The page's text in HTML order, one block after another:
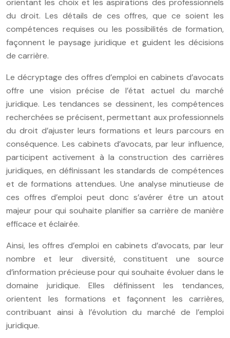
orientant les choix et les aspirations des professionnels
du droit. Les détails de ces offres, que ce soient les
compétences requises ou les possibilités de formation,
façonnent le paysage juridique et guident les décisions
de carrière.
Le décryptage des offres d’emploi en cabinets d’avocats
offre une vision précise de l’état actuel du marché
juridique. Les tendances se dessinent, les compétences
recherchées se précisent, permettant aux professionnels
du droit d’ajuster leurs formations et leurs parcours en
conséquence. Les cabinets d’avocats, par leur influence,
participent activement à la construction des carrières
juridiques, en définissant les standards de compétences
et de formations attendues. Une analyse minutieuse de
ces offres d’emploi peut donc s’avérer être un atout
majeur pour qui souhaite planifier sa carrière de manière
efficace et éclairée.
Ainsi, les offres d’emploi en cabinets d’avocats, par leur
nombre et leur diversité, constituent une source
d’information précieuse pour qui souhaite évoluer dans le
domaine juridique. Elles définissent les tendances,
orientent les formations et façonnent les carrières,
contribuant ainsi à l’évolution du marché de l’emploi
juridique.